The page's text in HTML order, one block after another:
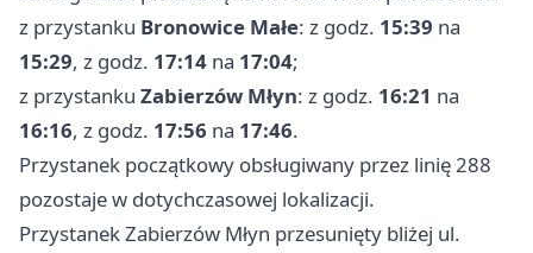
z przystanku Bronowice Małe: z godz. 15:39 na
15:29, z godz. 17:14 na 17:04;
z przystanku Zabierzów Młyn: z godz. 16:21 na
16:16, z godz. 17:56 na 17:46.
Przystanek początkowy obsługiwany przez linię 288
pozostaje w dotychczasowej lokalizacji.
Przystanek Zabierzów Młyn przesunięty bliżej ul.